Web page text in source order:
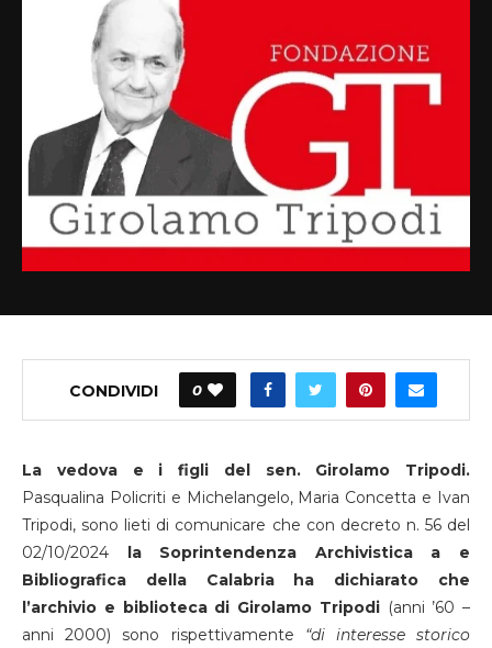
CONDIVIDI 0
La vedova e i figli del sen. Girolamo Tripodi.
Pasqualina Policriti e Michelangelo, Maria Concetta e Ivan
Tripodi, sono lieti di comunicare che con decreto n. 56 del
02/10/2024 la Soprintendenza Archivistica a e
Bibliografica della Calabria ha dichiarato che
l’archivio e biblioteca di Girolamo Tripodi(anni ’60 –
anni 2000) sono rispettivamente “di interesse storico